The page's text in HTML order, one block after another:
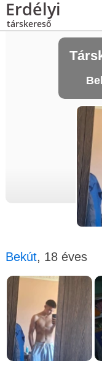
Erdélyi
társkereső
Bekút, 18 éves